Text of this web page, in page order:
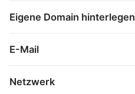
Eigene Domain hinterlegen
E-Mail
Netzwerk